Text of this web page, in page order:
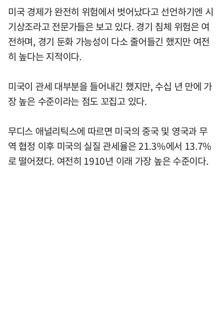
미국 경제가 완전히 위험에서 벗어났다고 선언하기엔 시
기상조라고 전문가들은 보고 있다. 경기 침체 위험은 여
전하며, 경기 둔화 가능성이 다소 줄어들긴 했지만 여전
히 높다는 지적이다.
미국이 관세 대부분을 들어내긴 했지만, 수십 년 만에 가
장 높은 수준이라는 점도 꼬집고 있다.
무디스 애널리틱스에 따르면 미국의 중국 및 영국과 무
역 협정 이후 미국의 실질 관세율은 21.3%에서 13.7%
로 떨어졌다. 여전히 1910년 이래 가장 높은 수준이다.